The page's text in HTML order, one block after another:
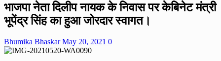
भाजपा नेता दिलीप नायक के निवास पर केबिनेट मंत्री
भूपेंद्र सिंह का हुआ जोरदार स्वागत।
Bhumika BhaskarMay 20, 2021 0